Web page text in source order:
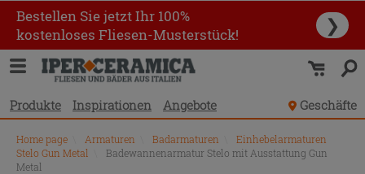
Bestellen Sie jetzt Ihr 100%
kostenloses Fliesen-Musterstück!
❯
Produkte Inspirationen Angebote Geschäfte
Home page Armaturen Badarmaturen
Einhebelarmaturen
Stelo Gun Metal
Badewannenarmatur Stelo mit Ausstattung Gun
Metal